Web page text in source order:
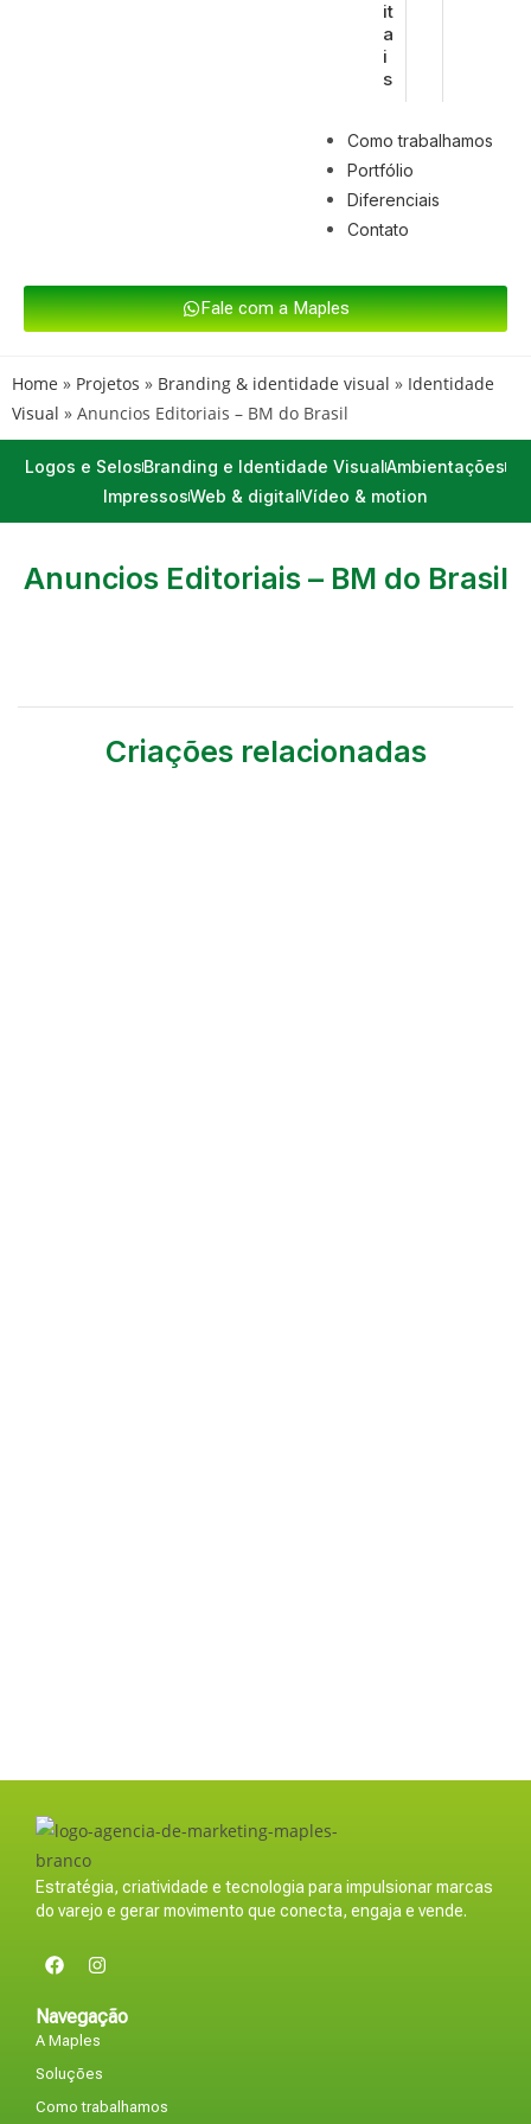
it
a
i
s
Como trabalhamos
Portfólio
Diferenciais
Contato
Fale com a Maples
Home » Projetos » Branding & identidade visual » Identidade
Visual » Anuncios Editoriais – BM do Brasil
Logos e SelosBranding e Identidade VisualAmbientações
ImpressosWeb & digitalVídeo & motion
Anuncios Editoriais – BM do Brasil
Criações relacionadas
Estratégia, criatividade e tecnologia para impulsionar marcas
do varejo e gerar movimento que conecta, engaja e vende.
Navegação
A Maples
Soluções
Como trabalhamos